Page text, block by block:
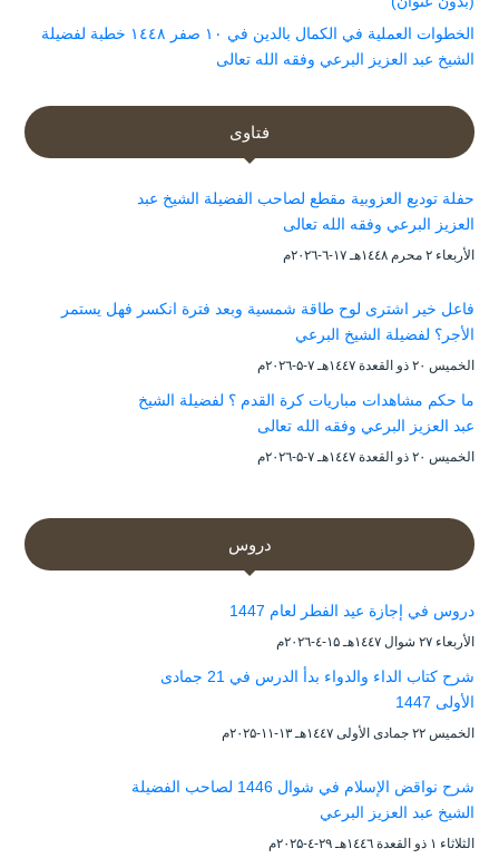
الخطوات العملية في الكمال بالدين في ١٠ صفر ١٤٤٨ خطبة لفضيلة
الشيخ عبد العزيز البرعي وفقه الله تعالى
فتاوى
حفلة توديع العزوبية مقطع لصاحب الفضيلة الشيخ عبد
العزيز البرعي وفقه الله تعالى
الأربعاء ۲ محرم ۱٤٤۸هـ ۱۷-٦-۲۰۲٦م
فاعل خير اشترى لوح طاقة شمسية وبعد فترة انكسر فهل يستمر
الأجر؟ لفضيلة الشيخ البرعي
الخميس ۲۰ ذو القعدة ۱٤٤۷هـ ۷-۵-۲۰۲٦م
ما حكم مشاهدات مباريات كرة القدم ؟ لفضيلة الشيخ
عبد العزيز البرعي وفقه الله تعالى
الخميس ۲۰ ذو القعدة ۱٤٤۷هـ ۷-۵-۲۰۲٦م
دروس
دروس في إجازة عيد الفطر لعام 1447
الأربعاء ۲۷ شوال ۱٤٤۷هـ ۱۵-٤-۲۰۲٦م
شرح كتاب الداء والدواء بدأ الدرس في 21 جمادى
الأولى 1447
الخميس ۲۲ جمادى الأولى ۱٤٤۷هـ ۱۳-۱۱-۲۰۲۵م
شرح نواقض الإسلام في شوال 1446 لصاحب الفضيلة
الشيخ عبد العزيز البرعي
الثلاثاء ۱ ذو القعدة ۱٤٤٦هـ ۲۹-٤-۲۰۲۵م